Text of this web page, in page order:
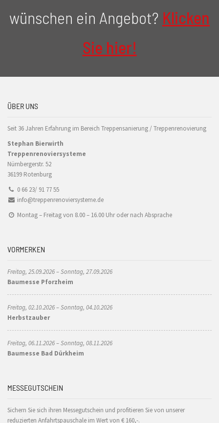
wünschen ein Angebot? Klicken
Sie hier!
ÜBER UNS
Seit 36 Jahren Erfahrung im Bereich Treppensanierung / Treppenrenovierung
Stephan Bierwirth
Treppenrenoviersysteme
Nürnbergerstr. 52
36199 Rotenburg
0 66 23/ 91 77 55
info@treppenrenoviersysteme.de
Montag – Freitag von 8.00 – 16.00 Uhr oder nach Absprache
VORMERKEN
Freitag, 25.09.2026 – Sonntag, 27.09.2026
Baumesse Pforzheim
Freitag, 02.10.2026 – Sonntag, 04.10.2026
Herbstzauber
Freitag, 06.11.2026 – Sonntag, 08.11.2026
Baumesse Bad Dürkheim
MESSEGUTSCHEIN
Sichern Sie sich ihren Messegutschein und profitieren Sie von unserer
reduzierten Anfahrtspauschale im Wert von € 160,-.